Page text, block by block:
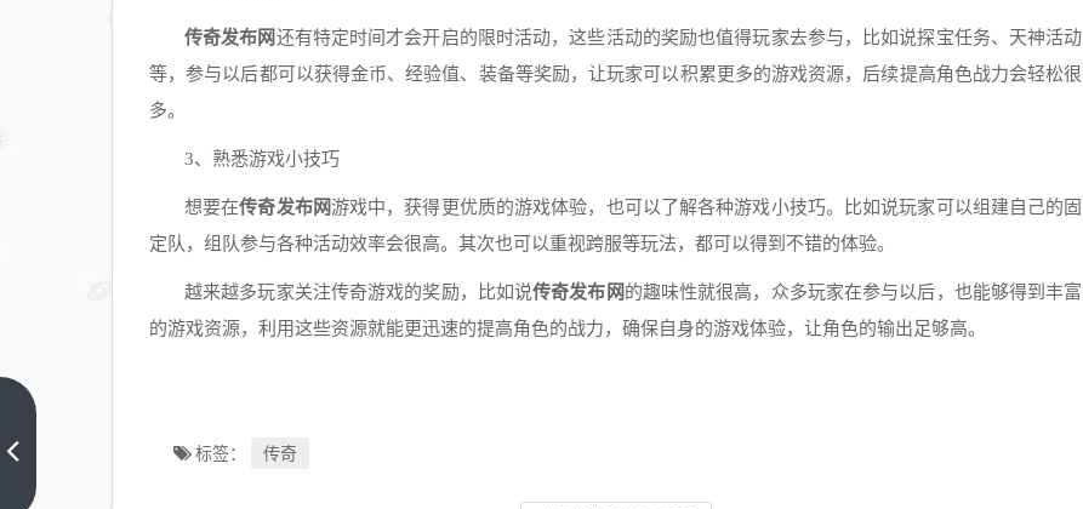
传奇发布网还有特定时间才会开启的限时活动，这些活动的奖励也值得玩家去参与，比如说探宝任务、天神活动
等，参与以后都可以获得金币、经验值、装备等奖励，让玩家可以积累更多的游戏资源，后续提高角色战力会轻松很
多。
3、熟悉游戏小技巧
想要在传奇发布网游戏中，获得更优质的游戏体验，也可以了解各种游戏小技巧。比如说玩家可以组建自己的固
定队，组队参与各种活动效率会很高。其次也可以重视跨服等玩法，都可以得到不错的体验。
越来越多玩家关注传奇游戏的奖励，比如说传奇发布网的趣味性就很高，众多玩家在参与以后，也能够得到丰富
的游戏资源，利用这些资源就能更迅速的提高角色的战力，确保自身的游戏体验，让角色的输出足够高。
标签： 传奇